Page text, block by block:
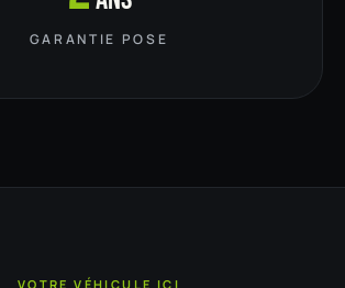
GARANTIE POSE
VOTRE VÉHICULE ICI